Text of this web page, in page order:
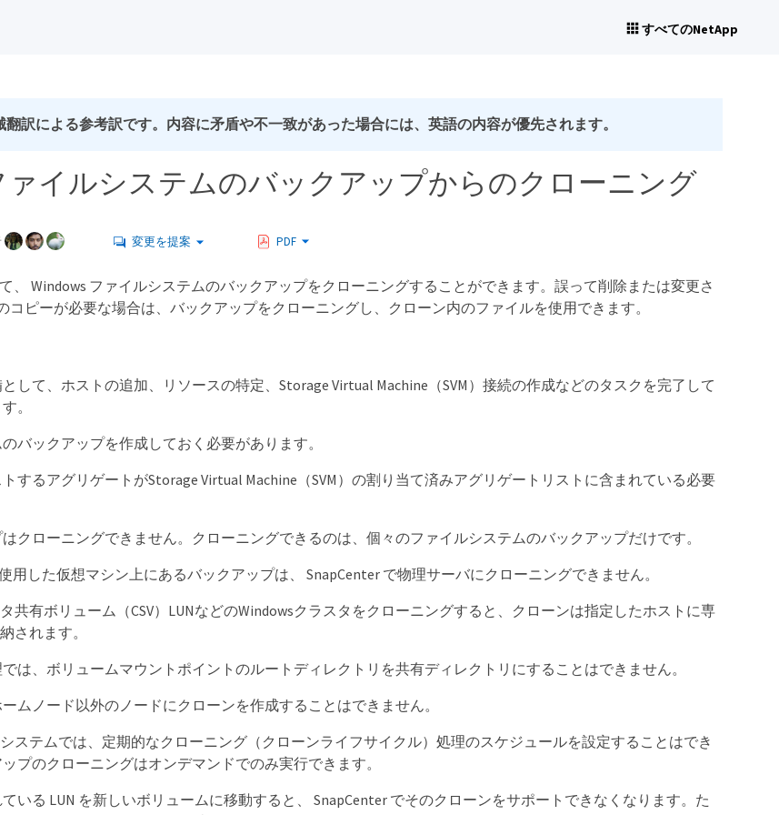
すべてのNetApp
翻訳による参考訳です。内容に矛盾や不一致があった場合には、英語の内容が優先されます。
ァイルシステムのバックアップからのクローニング
変更を提案 PDF
、 Windows ファイルシステムのバックアップをクローニングすることができます。誤って削除または変更さ
コピーが必要な場合は、バックアップをクローニングし、クローン内のファイルを使用できます。
して、ホストの追加、リソースの特定、Storage Virtual Machine（SVM）接続の作成などのタスクを完了して
。
バックアップを作成しておく必要があります。
するアグリゲートがStorage Virtual Machine（SVM）の割り当て済みアグリゲートリストに含まれている必要
クローニングできません。クローニングできるのは、個々のファイルシステムのバックアップだけです。
用した仮想マシン上にあるバックアップは、 SnapCenter で物理サーバにクローニングできません。
共有ボリューム（CSV）LUNなどのWindowsクラスタをクローニングすると、クローンは指定したホストに専
されます。
は、ボリュームマウントポイントのルートディレクトリを共有ディレクトリにすることはできません。
ムノード以外のノードにクローンを作成することはできません。
ステムでは、定期的なクローニング（クローンライフサイクル）処理のスケジュールを設定することはでき
プのクローニングはオンデマンドでのみ実行できます。
いる LUN を新しいボリュームに移動すると、 SnapCenter でそのクローンをサポートできなくなります。た